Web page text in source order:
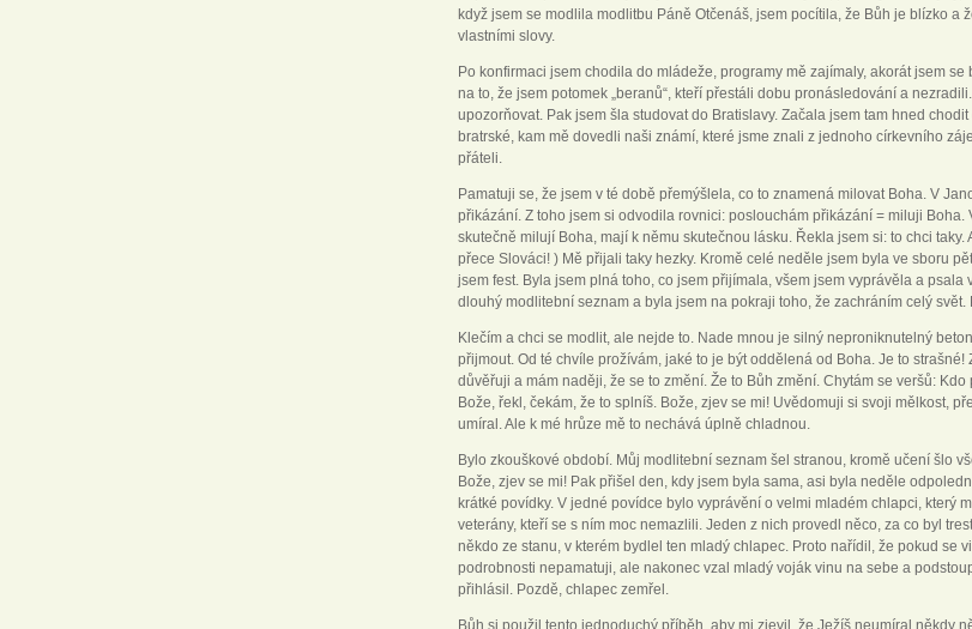
když jsem se modlila modlitbu Páně Otčenáš, jsem pocítila, že Bůh je blízko a
vlastními slovy.
Po konfirmaci jsem chodila do mládeže, programy mě zajímaly, akorát jsem
na to, že jsem potomek „beranů“, kteří přestáli dobu pronásledování a
upozorňovat. Pak jsem šla studovat do Bratislavy. Začala jsem tam hned
bratrské, kam mě dovedli naši známí, které jsme znali z jednoho církevního
přáteli.
Pamatuji se, že jsem v té době přemýšlela, co to znamená milovat Boha. V
přikázání. Z toho jsem si odvodila rovnici: poslouchám přikázání = miluji
skutečně milují Boha, mají k němu skutečnou lásku. Řekla jsem si: to chci
přece Slováci! ) Mě přijali taky hezky. Kromě celé neděle jsem byla ve sboru
jsem fest. Byla jsem plná toho, co jsem přijímala, všem jsem vyprávěla a
dlouhý modlitební seznam a byla jsem na pokraji toho, že zachráním celý svět.
Klečím a chci se modlit, ale nejde to. Nade mnou je silný neproniknutelný
přijmout. Od té chvíle prožívám, jaké to je být oddělená od Boha. Je to
důvěřuji a mám naději, že se to změní. Že to Bůh změní. Chytám se veršů:
Bože, řekl, čekám, že to splníš. Bože, zjev se mi! Uvědomuji si svoji mělkost,
umíral. Ale k mé hrůze mě to nechává úplně chladnou.
Bylo zkouškové období. Můj modlitební seznam šel stranou, kromě učení šlo
Bože, zjev se mi! Pak přišel den, kdy jsem byla sama, asi byla neděle
krátké povídky. V jedné povídce bylo vyprávění o velmi mladém chlapci, který
veterány, kteří se s ním moc nemazlili. Jeden z nich provedl něco, za co byl
někdo ze stanu, v kterém bydlel ten mladý chlapec. Proto nařídil, že pokud se
podrobnosti nepamatuji, ale nakonec vzal mladý voják vinu na sebe a
přihlásil. Pozdě, chlapec zemřel.
Bůh si použil tento jednoduchý příběh, aby mi zjevil, že Ježíš neumíral někdy